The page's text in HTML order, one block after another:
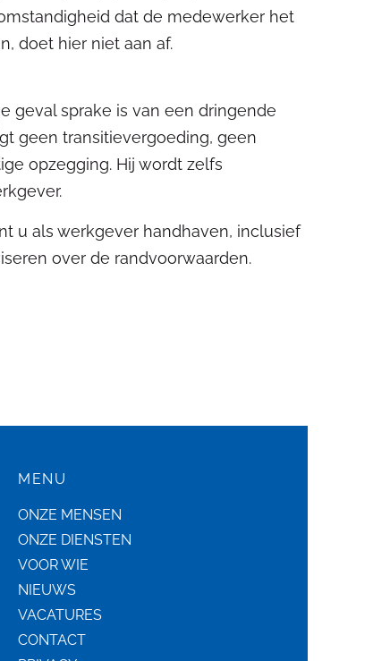
dat de medewerker het
doet hier niet aan af.
geval sprake is van een dringende
geen transitievergoeding, geen
opzegging. Hij wordt zelfs
u als werkgever handhaven, inclusief
over de randvoorwaarden.
MENU
ONZE MENSEN
ONZE DIENSTEN
VOOR WIE
NIEUWS
VACATURES
CONTACT